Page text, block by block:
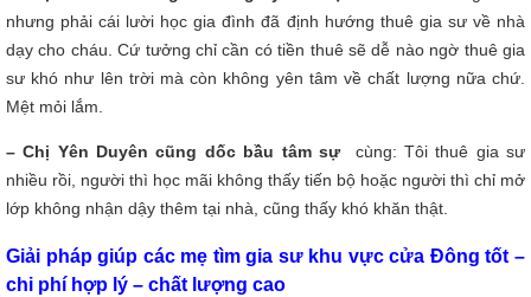
nhưng phải cái lười học gia đình đã định hướng thuê gia sư về nhà
dạy cho cháu. Cứ tưởng chỉ cần có tiền thuê sẽ dễ nào ngờ thuê gia
sư khó như lên trời mà còn không yên tâm về chất lượng nữa chứ.
Mệt mỏi lắm.
– Chị Yên Duyên cũng dốc bầu tâm sựcùng: Tôi thuê gia sư
nhiều rồi, người thì học mãi không thấy tiến bộ hoặc người thì chỉ mở
lớp không nhận dậy thêm tại nhà, cũng thấy khó khăn thật.
Giải pháp giúp các mẹ tìm gia sư khu vực cửa Đông tốt –
chi phí hợp lý – chất lượng cao